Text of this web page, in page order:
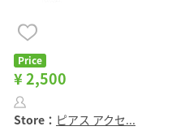
Price
¥ 2,500
Store： ピアス アクセ...